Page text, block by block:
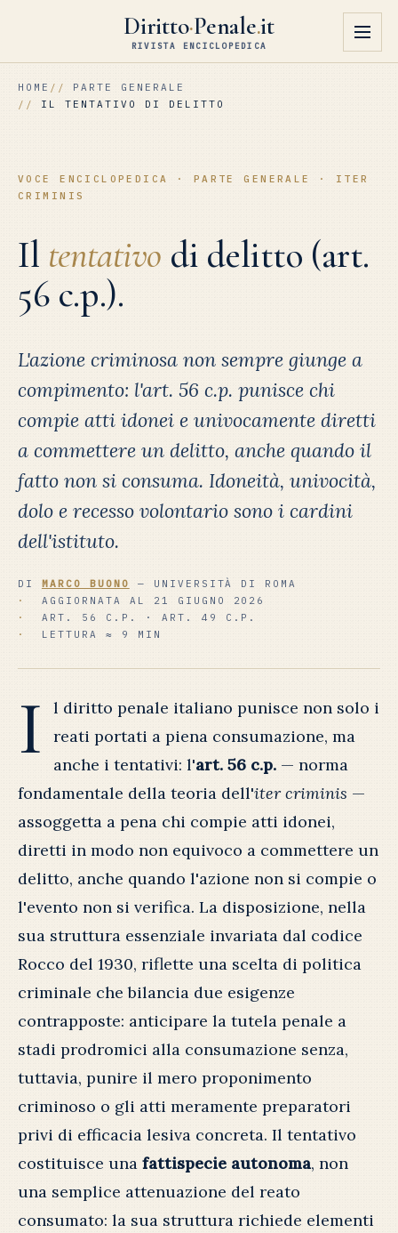
Diritto·Penale.it
RIVISTA ENCICLOPEDICA
HOME
PARTE GENERALE
IL TENTATIVO DI DELITTO
VOCE ENCICLOPEDICA · PARTE GENERALE · ITER
CRIMINIS
Il tentativo di delitto (art.
56 c.p.).
L'azione criminosa non sempre giunge a
compimento: l'art. 56 c.p. punisce chi
compie atti idonei e univocamente diretti
a commettere un delitto, anche quando il
fatto non si consuma. Idoneità, univocità,
dolo e recesso volontario sono i cardini
dell'istituto.
DI MARCO BUONO
— UNIVERSITÀ DI ROMA
AGGIORNATA AL 21 GIUGNO 2026
ART. 56 C.P. · ART. 49 C.P.
LETTURA ≈ 9 MIN
I
l diritto penale italiano punisce non solo i
reati portati a piena consumazione, ma
anche i tentativi: l'art. 56 c.p. — norma
fondamentale della teoria dell'iter criminis —
assoggetta a pena chi compie atti idonei,
diretti in modo non equivoco a commettere un
delitto, anche quando l'azione non si compie o
l'evento non si verifica. La disposizione, nella
sua struttura essenziale invariata dal codice
Rocco del 1930, riflette una scelta di politica
criminale che bilancia due esigenze
contrapposte: anticipare la tutela penale a
stadi prodromici alla consumazione senza,
tuttavia, punire il mero proponimento
criminoso o gli atti meramente preparatori
privi di efficacia lesiva concreta. Il tentativo
costituisce una fattispecie autonoma, non
una semplice attenuazione del reato
consumato: la sua struttura richiede elementi